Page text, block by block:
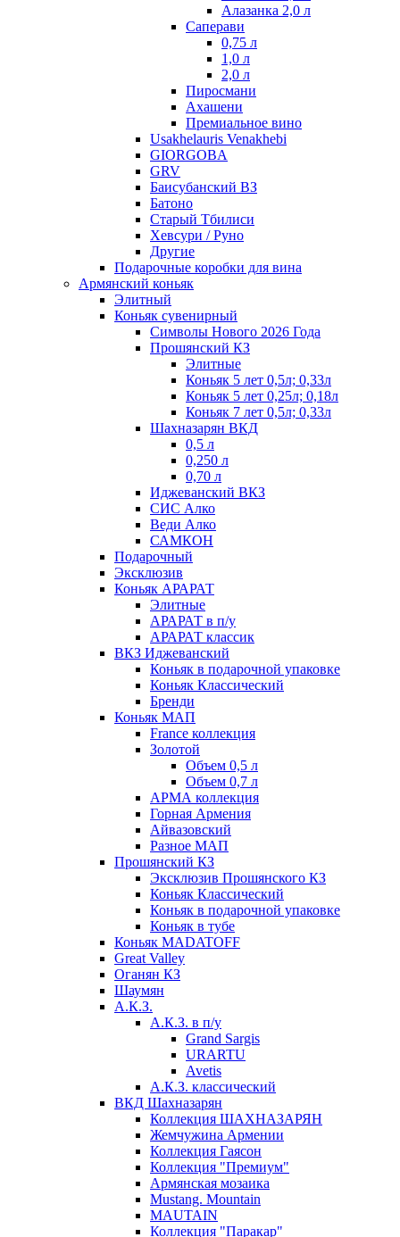
Алазанка 2,0 л
Саперави
0,75 л
1,0 л
2,0 л
Пиросмани
Ахашени
Премиальное вино
Usakhelauris Venakhebi
GIORGOBA
GRV
Баисубанский ВЗ
Батоно
Старый Тбилиси
Хевсури / Руно
Другие
Подарочные коробки для вина
Армянский коньяк
Элитный
Коньяк сувенирный
Символы Нового 2026 Года
Прошянский КЗ
Элитные
Коньяк 5 лет 0,5л; 0,33л
Коньяк 5 лет 0,25л; 0,18л
Коньяк 7 лет 0,5л; 0,33л
Шахназарян ВКД
0,5 л
0,250 л
0,70 л
Иджеванский ВКЗ
СИС Алко
Веди Алко
САМКОН
Подарочный
Эксклюзив
Коньяк АРАРАТ
Элитные
АРАРАТ в п/у
АРАРАТ классик
ВКЗ Иджеванский
Коньяк в подарочной упаковке
Коньяк Классический
Бренди
Коньяк МАП
France коллекция
Золотой
Объем 0,5 л
Объем 0,7 л
АРМА коллекция
Горная Армения
Айвазовский
Разное МАП
Прошянский КЗ
Эксклюзив Прошянского КЗ
Коньяк Классический
Коньяк в подарочной упаковке
Коньяк в тубе
Коньяк MADATOFF
Great Valley
Оганян КЗ
Шаумян
А.К.З.
А.К.З. в п/у
Grand Sargis
URARTU
Avetis
А.К.З. классический
ВКД Шахназарян
Коллекция ШАХНАЗАРЯН
Жемчужина Армении
Коллекция Гаясон
Коллекция "Премиум"
Армянская мозаика
Mustang. Mountain
MAUTAIN
Коллекция "Паракар"